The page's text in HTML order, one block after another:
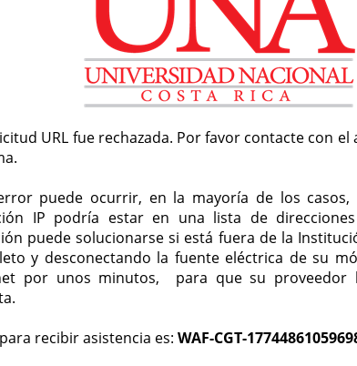
URL fue rechazada. Por favor contacte con
puede ocurrir, en la mayoría de los
IP podría estar en una lista de direcciones
puede solucionarse si está fuera de la
y desconectando la fuente eléctrica de su
por unos minutos, para que su proveedor
recibir asistencia es: WAF-CGT-